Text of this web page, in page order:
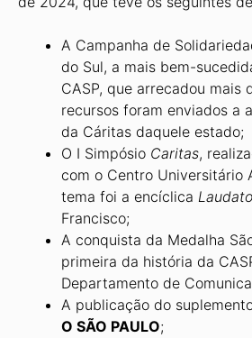
A Campanha de
do Sul, a mais bem-
CASP, que arrecadou mais
recursos foram en­viados a
da Cáritas daquele estado;
O I Simpósio Caritas,
com o Centro Universitário
tema foi a encíclica
Francisco;
A conquista da Medalha
primeira da história da
Departamento de
A publicação do
O SÃO PAULO;